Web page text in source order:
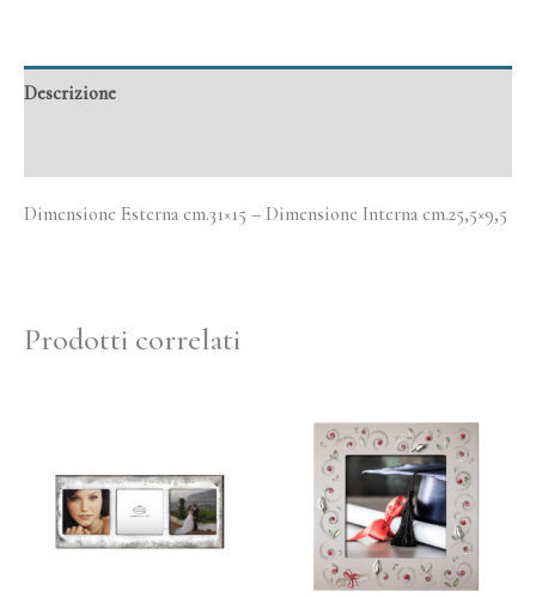
Descrizione
Dimensione Esterna cm.31×15 – Dimensione Interna cm.25,5×9,5
Prodotti correlati